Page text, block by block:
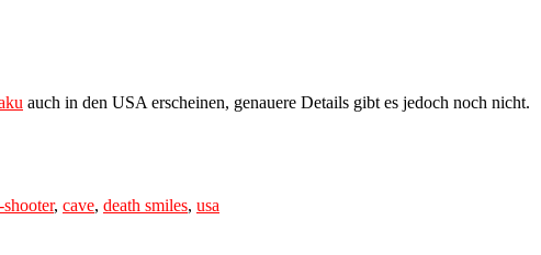
auch in den USA erscheinen, genauere Details gibt es jedoch noch nicht.
shooter, cave, death smiles, usa